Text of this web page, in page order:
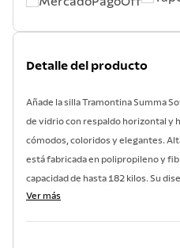
Detalle del producto
Añade la silla Tramontina Summa
de vidrio con respaldo horizontal y
cómodos, coloridos y elegantes.
está fabricada en polipropileno y
capacidad de hasta 182 kilos. Su
Ver más